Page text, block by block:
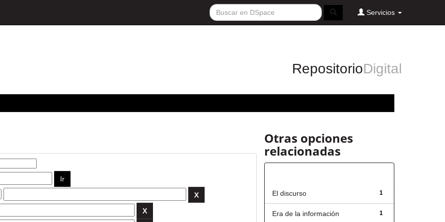
Servicios
RepositorioDigital
Otras opciones
relacionadas
1
El discurso
1
Era de la información